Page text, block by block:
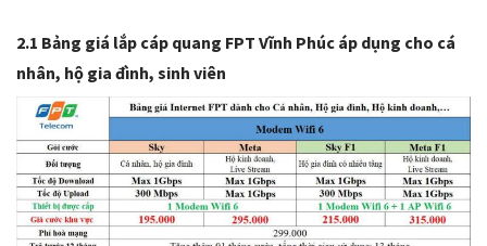
2.1 Bảng giá lắp cáp quang FPT Vĩnh Phúc áp dụng cho cá
nhân, hộ gia đình, sinh viên